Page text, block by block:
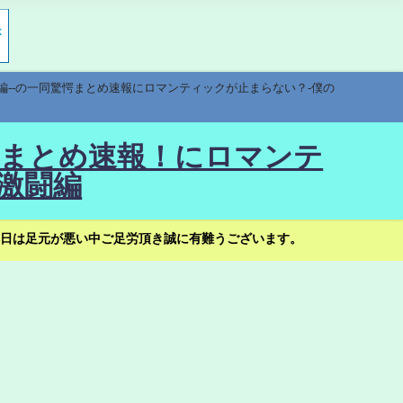
の一同驚愕まとめ速報にロマンティックが止まらない？-僕の
とめ速報！にロマンテ
闘編
足元が悪い中ご足労頂き誠に有難うございます。